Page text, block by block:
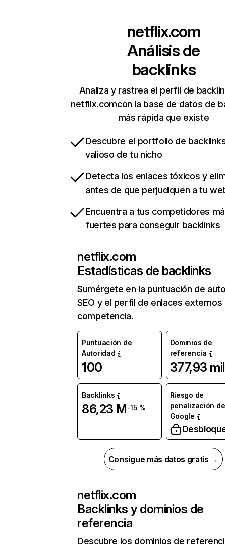
netflix.com
Análisis de
backlinks
Analiza y rastrea el perfil de
netflix.comcon la base de datos de
más rápida que existe
Descubre el portfolio de
valioso de tu nicho
Detecta los enlaces tóxicos y
antes de que perjudiquen a tu
Encuentra a tus competidores
fuertes para conseguir backlinks
netflix.com
Estadísticas de backlinks
Sumérgete en la puntuación de
SEO y el perfil de enlaces externos
competencia.
Puntuación de
Autoridad
100
Dominios de
referencia
377,93 mil
Backlinks
86,23 M-15 %
Riesgo de
penalización de
Google
Consigue más datos gratis →
netflix.com
Backlinks y dominios de
referencia
Descubre los dominios de